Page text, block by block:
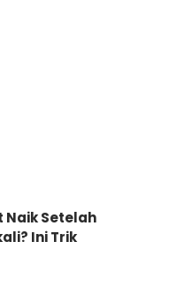
Naik Setelah
Ini Trik